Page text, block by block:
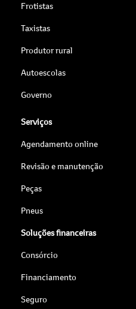
Frotistas
Taxistas
Produtor rural
Autoescolas
Governo
Serviços
Agendamento online
Revisão e manutenção
Peças
Pneus
Soluções financeiras
Consórcio
Financiamento
Seguro